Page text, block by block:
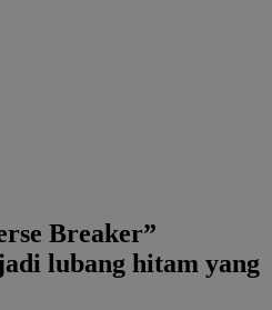
Breaker”
lubang hitam yang